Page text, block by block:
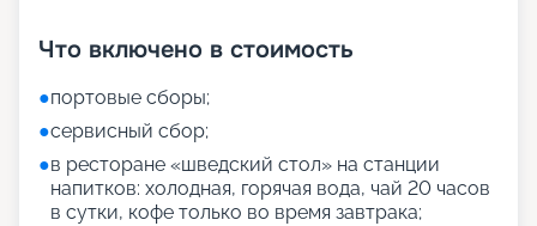
Что включено в стоимость
●портовые сборы;
●сервисный сбор;
●в ресторане «шведский стол» на станции
напитков: холодная, горячая вода, чай 20 часов
в сутки, кофе только во время завтрака;